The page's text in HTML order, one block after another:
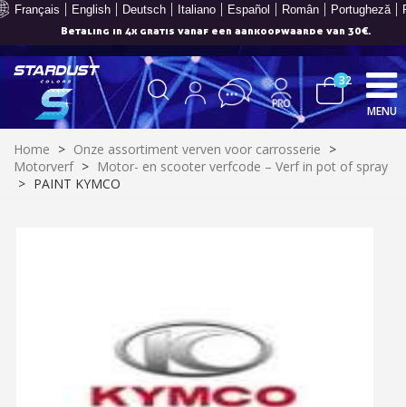
Français English Deutsch Italiano Español Român Portugheză
Betaling in 4x gratis vanaf een aankoopwaarde van 30€.
Je online offerte in minder dan 1 minuut
Deel je creaties en ontvang shopping vouchers
Verzamel loyaliteitspunten bij elke bestelling
32
MENU
Home > Onze assortiment verven voor carrosserie >
Motorverf > Motor- en scooter verfcode – Verf in pot of spray
> PAINT KYMCO